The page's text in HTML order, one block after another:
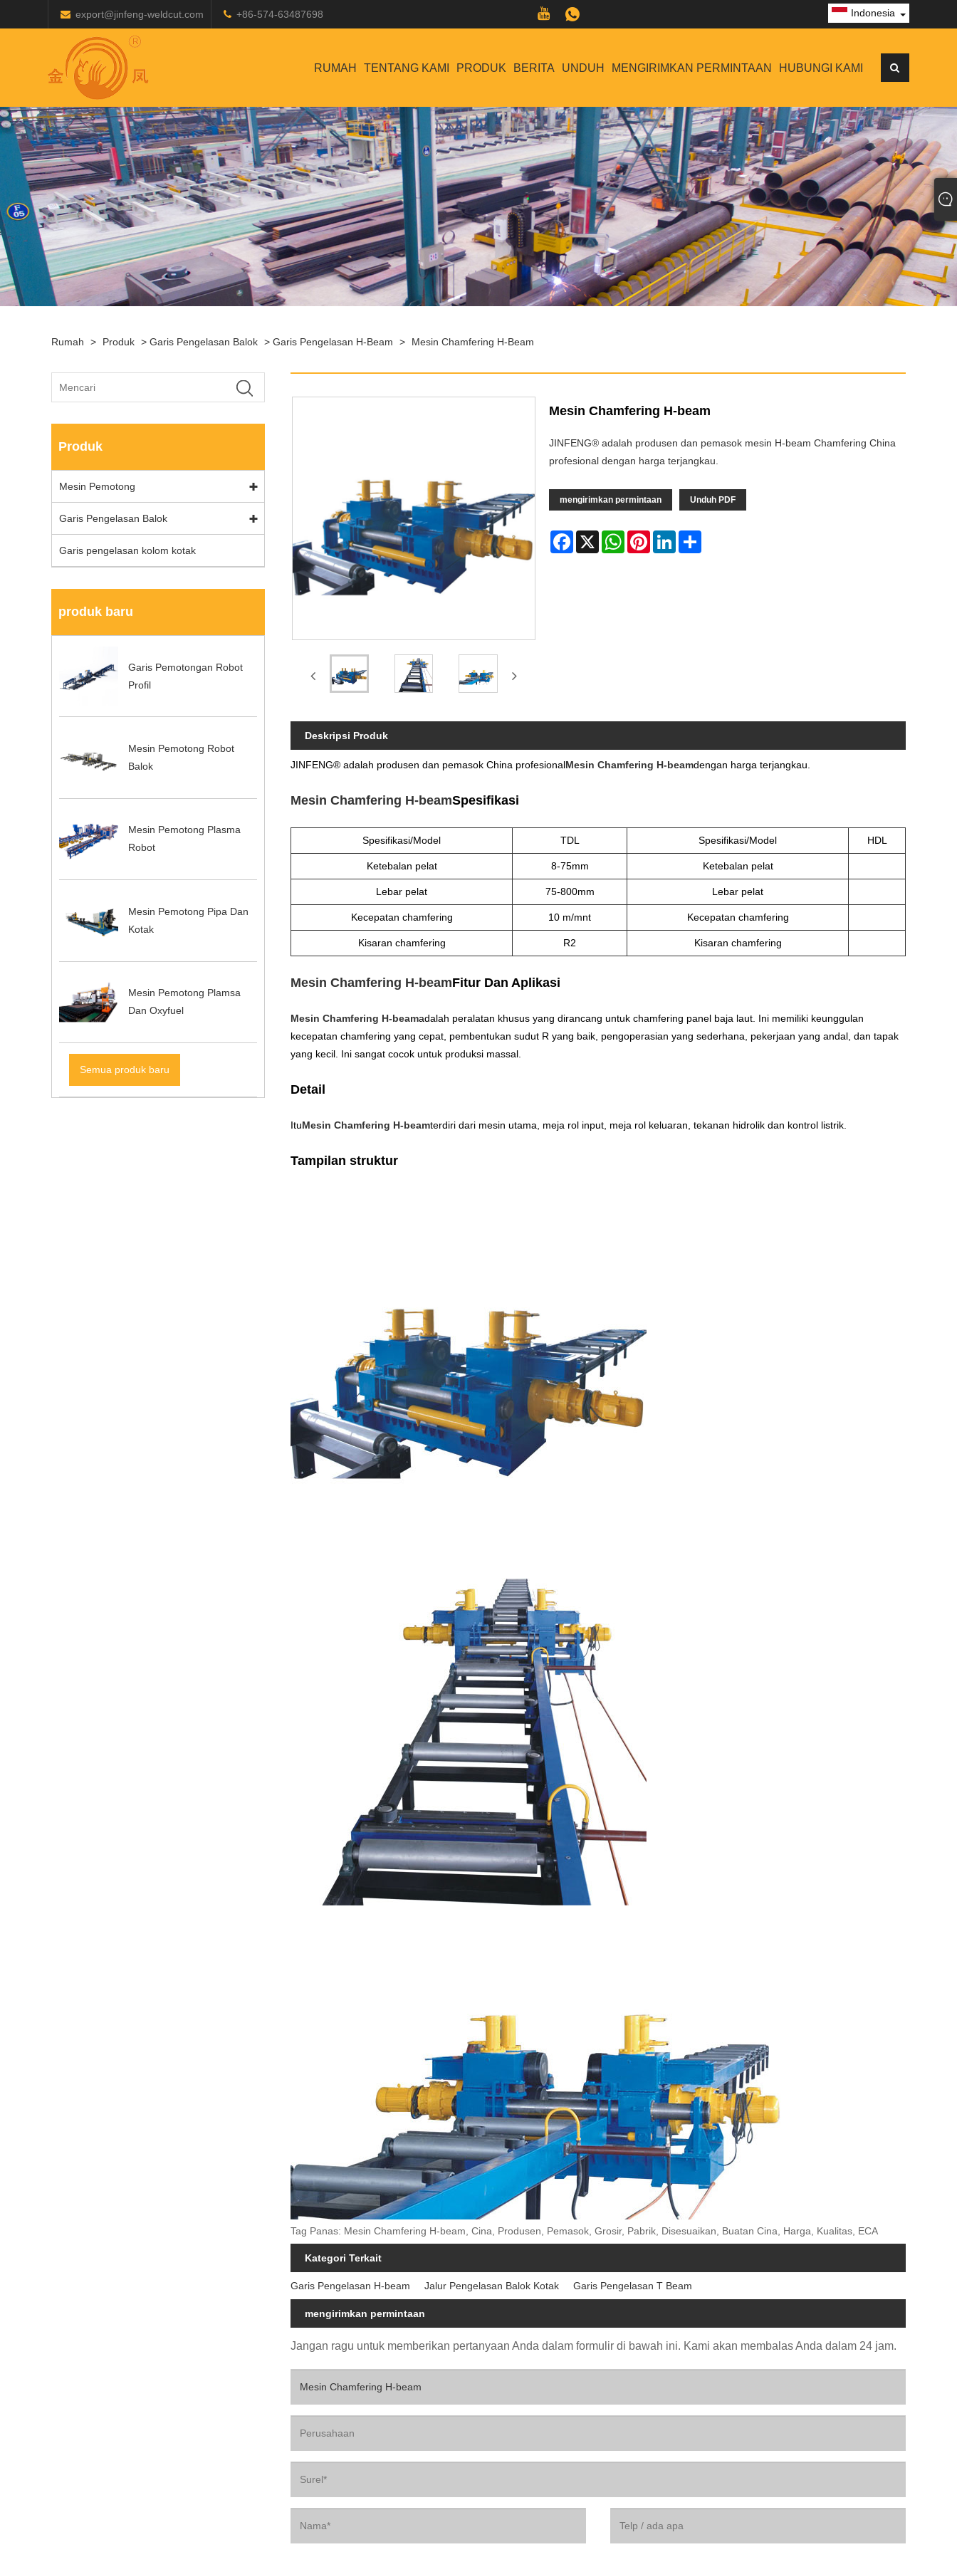
export@jinfeng-weldcut.com +86-574-63487698 Indonesia
RUMAH TENTANG KAMI PRODUK BERITA UNDUH MENGIRIMKAN PERMINTAAN HUBUNGI KAMI
Rumah > Produk > Garis Pengelasan Balok > Garis Pengelasan H-Beam > Mesin Chamfering H-Beam
Produk
Mesin Pemotong
Garis Pengelasan Balok
Garis pengelasan kolom kotak
produk baru
Garis Pemotongan Robot
Profil
Mesin Pemotong Robot
Balok
Mesin Pemotong Plasma
Robot
Mesin Pemotong Pipa Dan
Kotak
Mesin Pemotong Plamsa
Dan Oxyfuel
Semua produk baru
Mesin Chamfering H-beam
JINFENG® adalah produsen dan pemasok mesin H-beam Chamfering China
profesional dengan harga terjangkau.
mengirimkan permintaan Unduh PDF
Facebook
X WhatsAppPinterestLinkedInShare
Deskripsi Produk
JINFENG® adalah produsen dan pemasok China profesionalMesin Chamfering H-beamdengan harga terjangkau.
Mesin Chamfering H-beamSpesifikasi
Spesifikasi/Model TDL Spesifikasi/Model HDL
Ketebalan pelat 8-75mm Ketebalan pelat
Lebar pelat 75-800mm Lebar pelat
Kecepatan chamfering 10 m/mnt Kecepatan chamfering
Kisaran chamfering R2 Kisaran chamfering
Mesin Chamfering H-beamFitur Dan Aplikasi
Mesin Chamfering H-beamadalah peralatan khusus yang dirancang untuk chamfering panel baja laut. Ini memiliki keunggulan
kecepatan chamfering yang cepat, pembentukan sudut R yang baik, pengoperasian yang sederhana, pekerjaan yang andal, dan tapak
yang kecil. Ini sangat cocok untuk produksi massal.
Detail
ItuMesin Chamfering H-beamterdiri dari mesin utama, meja rol input, meja rol keluaran, tekanan hidrolik dan kontrol listrik.
Tampilan struktur
Tag Panas: Mesin Chamfering H-beam, Cina, Produsen, Pemasok, Grosir, Pabrik, Disesuaikan, Buatan Cina, Harga, Kualitas, ECA
Kategori Terkait
Garis Pengelasan H-beam Jalur Pengelasan Balok Kotak Garis Pengelasan T Beam
mengirimkan permintaan
Jangan ragu untuk memberikan pertanyaan Anda dalam formulir di bawah ini. Kami akan membalas Anda dalam 24 jam.